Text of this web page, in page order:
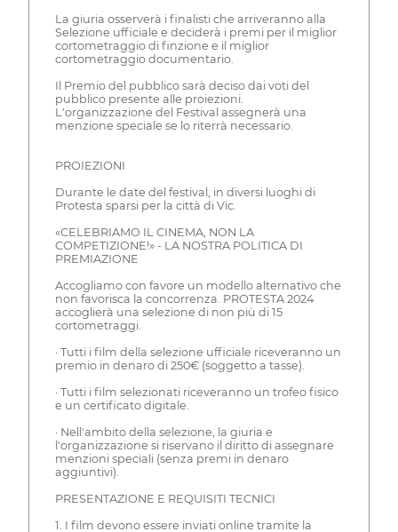
La giuria osserverà i finalisti che arriveranno alla
Selezione ufficiale e deciderà i premi per il miglior
cortometraggio di finzione e il miglior
cortometraggio documentario.
Il Premio del pubblico sarà deciso dai voti del
pubblico presente alle proiezioni.
L'organizzazione del Festival assegnerà una
menzione speciale se lo riterrà necessario.
PROIEZIONI
Durante le date del festival, in diversi luoghi di
Protesta sparsi per la città di Vic.
«CELEBRIAMO IL CINEMA, NON LA
COMPETIZIONE!» - LA NOSTRA POLITICA DI
PREMIAZIONE
Accogliamo con favore un modello alternativo che
non favorisca la concorrenza. PROTESTA 2024
accoglierà una selezione di non più di 15
cortometraggi.
· Tutti i film della selezione ufficiale riceveranno un
premio in denaro di 250€ (soggetto a tasse).
· Tutti i film selezionati riceveranno un trofeo fisico
e un certificato digitale.
· Nell'ambito della selezione, la giuria e
l'organizzazione si riservano il diritto di assegnare
menzioni speciali (senza premi in denaro
aggiuntivi).
PRESENTAZIONE E REQUISITI TECNICI
1. I film devono essere inviati online tramite la